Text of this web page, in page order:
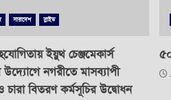
সারাদেশ স্লাইড
ইয়ুথ চেঞ্জমেকার্স
উদ্যোগে নগরীতে মাসব্যাপী
বিতরণ কর্মসূচির উদ্বোধন